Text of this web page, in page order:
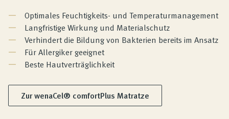
Optimales Feuchtigkeits- und Temperaturmanagement
Langfristige Wirkung und Materialschutz
Verhindert die Bildung von Bakterien bereits im Ansatz
Für Allergiker geeignet
Beste Hautverträglichkeit
Zur wenaCel® comfortPlus Matratze